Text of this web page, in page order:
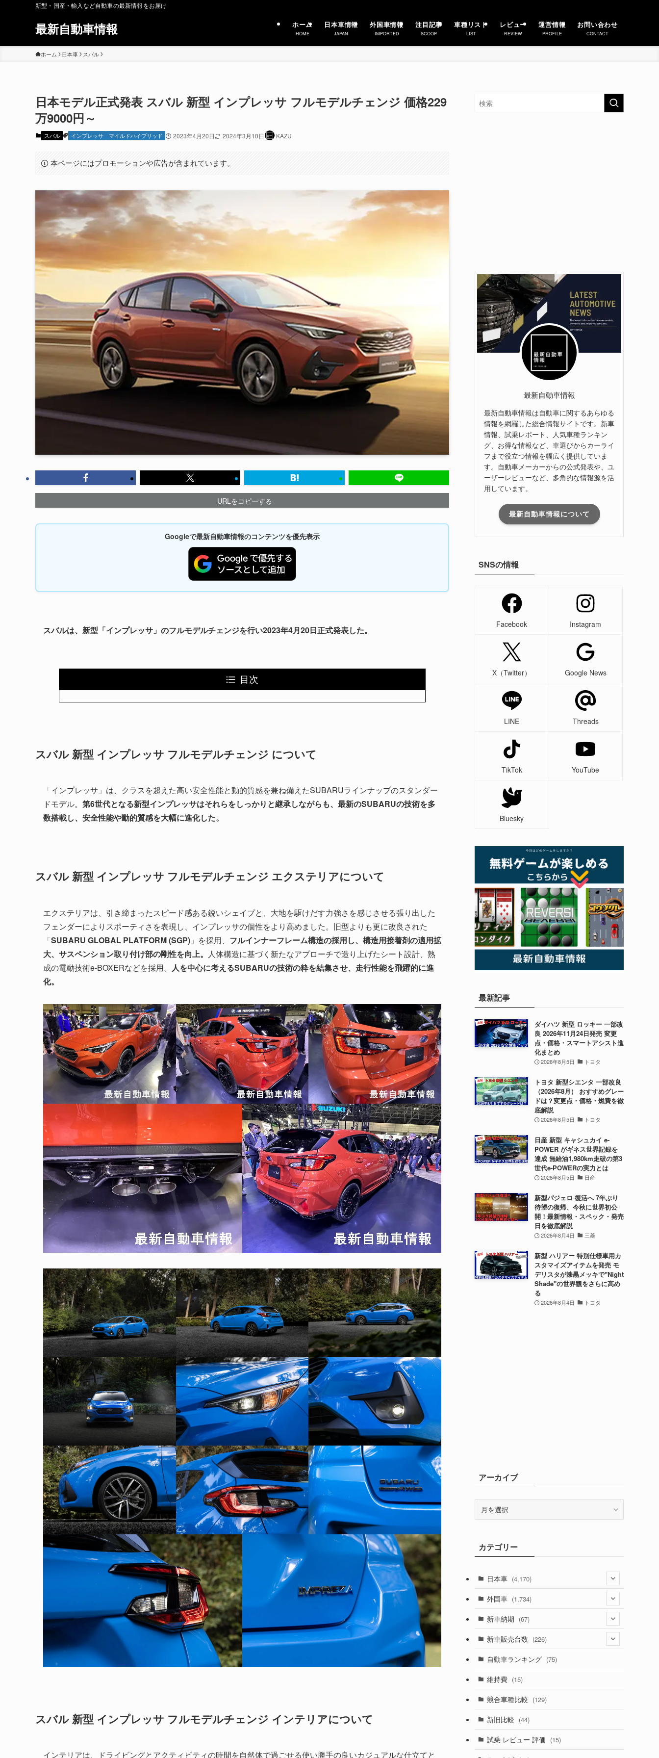
新型・国産・輸入など自動車の最新情報をお届け
最新自動車情報 ホーム
HOME
日本車情報
JAPAN
外国車情報
IMPORTED
注目記事
SCOOP
車種リスト
LIST
レビュー
REVIEW
運営情報
PROFILE
お問い合わせ
CONTACT
ホーム 日本車 スバル
日本モデル正式発表 スバル 新型 インプレッサ フルモデルチェンジ 価格229
万9000円～
スバル インプレッサ マイルドハイブリッド 2023年4月20日 2024年3月10日 KAZU
本ページにはプロモーションや広告が含まれています。
URLをコピーする
Googleで最新自動車情報のコンテンツを優先表示
スバルは、新型「インプレッサ」のフルモデルチェンジを行い2023年4月20日正式発表した。
目次
スバル 新型 インプレッサ フルモデルチェンジ について
「インプレッサ」は、クラスを超えた高い安全性能と動的質感を兼ね備えたSUBARUラインナップのスタンダー
ドモデル。 第6世代となる新型インプレッサはそれらをしっかりと継承しながらも、最新のSUBARUの技術を多
数搭載し、安全性能や動的質感を大幅に進化した。
スバル 新型 インプレッサ フルモデルチェンジ エクステリアについて
エクステリアは、引き締まったスピード感ある鋭いシェイプと、大地を駆けだす力強さを感じさせる張り出した
フェンダーによりスポーティさを表現し、インプレッサの個性をより高めました。旧型よりも更に改良された
「SUBARU GLOBAL PLATFORM (SGP) 」を採用、 フルインナーフレーム構造の採用し、構造用接着剤の適用拡
大、サスペンション取り付け部の剛性を向上。 人体構造に基づく新たなアプローチで造り上げたシート設計、熟
成の電動技術e-BOXERなどを採用。 人を中心に考えるSUBARUの技術の粋を結集させ、走行性能を飛躍的に進
化。
スバル 新型 インプレッサ フルモデルチェンジ インテリアについて
インテリアは、ドライビングとアクティビティの時間を自然体で過ごせる使い勝手の良いカジュアルな仕立てと
最新自動車情報
最新自動車情報は自動車に関するあらゆる
情報を網羅した総合情報サイトです。新車
情報、試乗レポート、人気車種ランキン
グ、お得な情報など、車選びからカーライ
フまで役立つ情報を幅広く提供していま
す。自動車メーカーからの公式発表や、ユ
ーザーレビューなど、多角的な情報源を活
用しています。
最新自動車情報について
SNSの情報
Facebook Instagram
X（Twitter） Google News
LINE Threads
TikTok YouTube
Bluesky
最新記事
ダイハツ 新型 ロッキー 一部改
良 2026年11月24日発売 変更
点・価格・スマートアシスト進
化まとめ
2026年8月5日 トヨタ
トヨタ 新型シエンタ 一部改良
（2026年8月） おすすめグレー
ドは？変更点・価格・燃費を徹
底解説
2026年8月5日 トヨタ
日産 新型 キャシュカイ e-
POWER がギネス世界記録を
達成 無給油1,980km走破の第3
世代e-POWERの実力とは
2026年8月5日 日産
新型パジェロ 復活へ 7年ぶり
待望の復帰、今秋に世界初公
開！最新情報・スペック・発売
日を徹底解説
2026年8月4日 三菱
新型 ハリアー 特別仕様車用カ
スタマイズアイテムを発売 モ
デリスタが漆黒メッキで"Night
Shade"の世界観をさらに高め
る
2026年8月4日 トヨタ
アーカイブ
ブカテゴリー
日本車 (4,170)
(1,320)
(329)
(525)
(356)
(328)
(194)
(230)
(253)
外国車 (1,734)
(188)
(242)
(85)
(84)
(14)
(222)
新車納期 (67)
(28)
(8)
(3)
(3)
(5)
新車販売台数 (226)
(21)
(5)
(7)
自動車ランキング (75)
維持費 (15)
競合車種比較 (129)
新旧比較 (44)
試乗 レビュー 評価 (15)